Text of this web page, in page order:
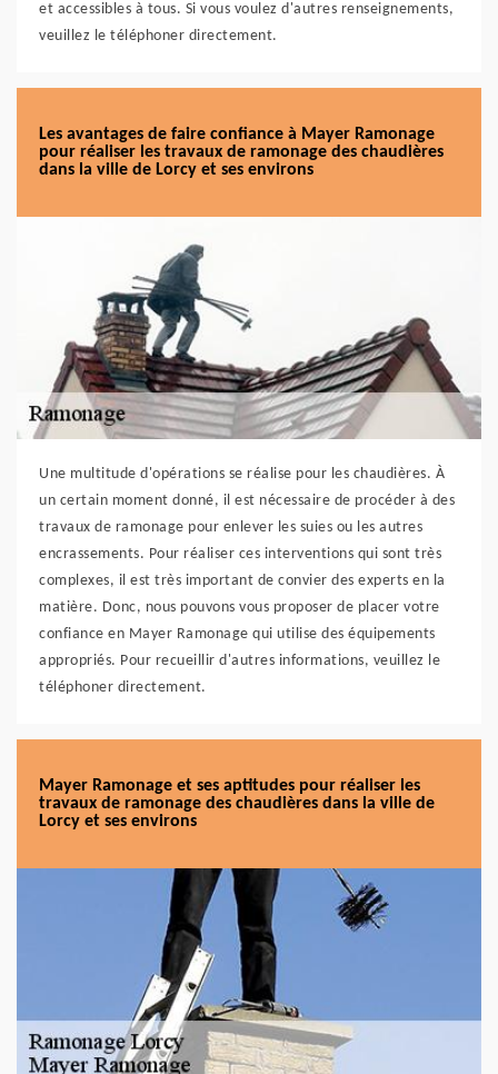
et accessibles à tous. Si vous voulez d'autres renseignements,
veuillez le téléphoner directement.
Les avantages de faire confiance à Mayer Ramonage
pour réaliser les travaux de ramonage des chaudières
dans la ville de Lorcy et ses environs
Une multitude d'opérations se réalise pour les chaudières. À
un certain moment donné, il est nécessaire de procéder à des
travaux de ramonage pour enlever les suies ou les autres
encrassements. Pour réaliser ces interventions qui sont très
complexes, il est très important de convier des experts en la
matière. Donc, nous pouvons vous proposer de placer votre
confiance en Mayer Ramonage qui utilise des équipements
appropriés. Pour recueillir d'autres informations, veuillez le
téléphoner directement.
Mayer Ramonage et ses aptitudes pour réaliser les
travaux de ramonage des chaudières dans la ville de
Lorcy et ses environs